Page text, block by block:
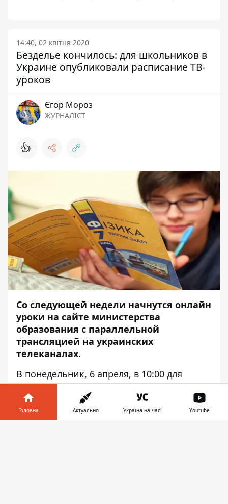
14:40, 02 квітня 2020
Безделье кончилось: для школьников в
Украине опубликовали расписание ТВ-
уроков
Єгор Мороз
ЖУРНАЛІСТ
👍
Со следующей недели начнутся онлайн
уроки на сайте министерства
образования с параллельной
трансляцией на украинских
телеканалах.
В понедельник, 6 апреля, в 10:00 для
учеников 5-11 классов стартует проект
«Всеукраинская школа онлайн». Уроки по
11 предметам будут транслировать по
расписанию украинские телеканалы и
Головна Актуально Україна на часі Youtube